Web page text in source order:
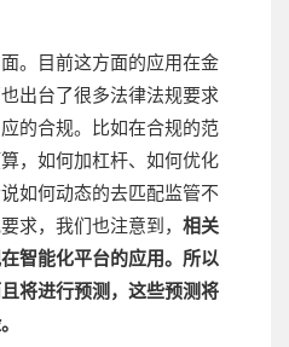
。目前这方面的应用在金
出台了很多法律法规要求
的合规。比如在合规的范
，如何加杠杆、如何优化
如何动态的去匹配监管不
求，我们也注意到， 相关
智能化平台的应用。所以
将进行预测，这些预测将